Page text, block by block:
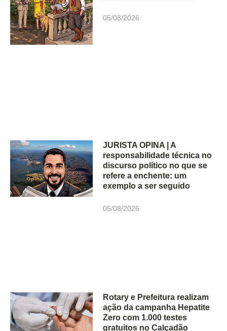
05/08/2026
JURISTA OPINA | A
responsabilidade técnica no
discurso político no que se
refere a enchente: um
exemplo a ser seguido
05/08/2026
Rotary e Prefeitura realizam
ação da campanha Hepatite
Zero com 1.000 testes
gratuitos no Calçadão